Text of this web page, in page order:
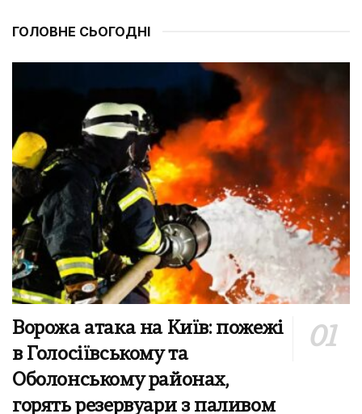
ГОЛОВНЕ СЬОГОДНІ
Ворожа атака на Київ: пожежі
в Голосіївському та
Оболонському районах,
горять резервуари з паливом